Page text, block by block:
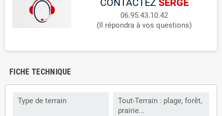
CONTACTEZ SERGE
06.95.43.10.42
(Il répondra à vos questions)
FICHE TECHNIQUE
Type de terrain
Tout-Terrain : plage, forêt,
prairie...